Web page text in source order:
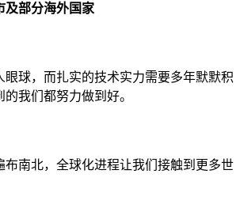
是？
及部分海外国家
眼球，而扎实的技术实力需要多年默默积
我们都努力做到好。
布南北，全球化进程让我们接触到更多世